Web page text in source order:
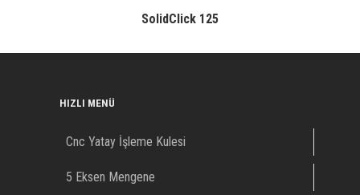
SolidClick 125
HIZLI MENÜ
Cnc Yatay İşleme Kulesi
5 Eksen Mengene